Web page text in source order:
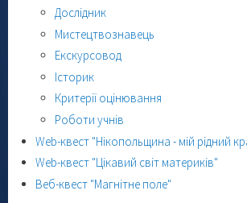
Дослідник
Мистецтвознавець
Екскурсовод
Історик
Критерії оцінювання
Роботи учнів
Web-квест "Нікопольщина - мій рідний
Web-квест "Цікавий світ материків"
Веб-квест "Магнітне поле"